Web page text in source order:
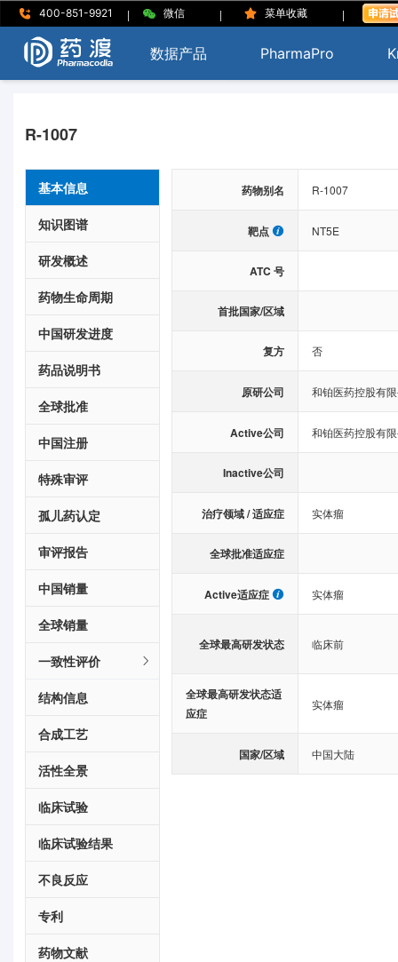
400-851-9921 | 微信 | 菜单收藏 |
数据产品 PharmaPro
R-1007
基本信息
知识图谱
研发概述
药物生命周期
中国研发进度
药品说明书
全球批准
中国注册
特殊审评
孤儿药认定
审评报告
中国销量
全球销量
一致性评价
结构信息
合成工艺
活性全景
临床试验
临床试验结果
不良反应
专利
药物文献
药物别名 R-1007
靶点 NT5E
ATC 号
首批国家/区域
复方 否
原研公司 和铂医药控股有
Active公司 和铂医药控股有
Inactive公司
治疗领域 / 适应症 实体瘤
全球批准适应症
Active适应症 实体瘤
全球最高研发状态 临床前
全球最高研发状态适
应症
实体瘤
国家/区域 中国大陆